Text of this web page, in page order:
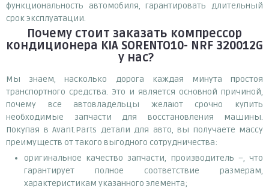
функциональность автомобиля, гарантировать длительный
срок эксплуатации.
Почему стоит заказать компрессор
кондиционера KIA SORENTO10- NRF 320012G
у нас?
Мы знаем, насколько дорога каждая минута простоя
транспортного средства. Это и является основной причиной,
почему все автовладельцы желают срочно купить
необходимые запчасти для восстановления машины.
Покупая в Avant.Parts детали для авто, вы получаете массу
преимуществ от такого выгодного сотрудничества:
оригинальное качество запчасти, производитель –, что
гарантирует полное соответствие размерам,
характеристикам указанного элемента;